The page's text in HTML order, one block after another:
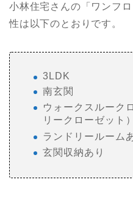
小林住宅さんの「ワンフ
性は以下のとおりです。
3LDK
南玄関
ウォークスルーク
リークローゼット）
ランドリールーム
玄関収納あり